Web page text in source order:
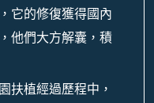
它的修復獲得國內
，他們大方解囊，積
扶植經過歷程中，